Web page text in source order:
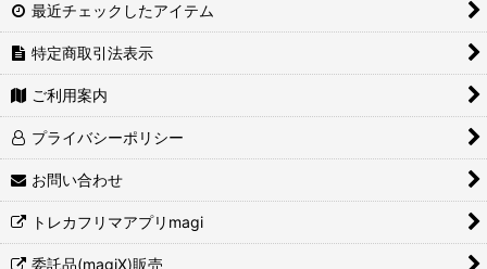
最近チェックしたアイテム
特定商取引法表示
ご利用案内
プライバシーポリシー
お問い合わせ
トレカフリマアプリmagi
委託品(magiX)販売